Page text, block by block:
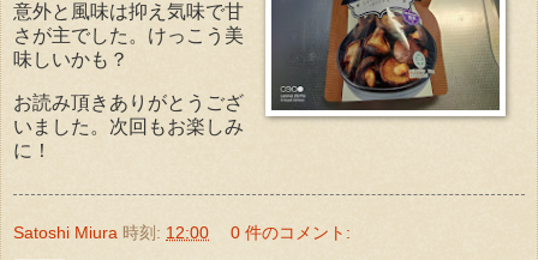
意外と風味は抑え気味で甘
さが主でした。けっこう美
味しいかも？
お読み頂きありがとうござ
いました。次回もお楽しみ
に！
Satoshi Miura 時刻: 12:00 0 件のコメント: